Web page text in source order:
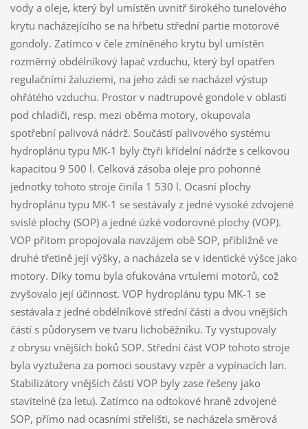
vody a oleje, který byl umístěn uvnitř širokého tunelového
krytu nacházejícího se na hřbetu střední partie motorové
gondoly. Zatímco v čele zmíněného krytu byl umístěn
rozměrný obdélníkový lapač vzduchu, který byl opatřen
regulačními žaluziemi, na jeho zádi se nacházel výstup
ohřátého vzduchu. Prostor v nadtrupové gondole v oblasti
pod chladiči, resp. mezi oběma motory, okupovala
spotřební palivová nádrž. Součástí palivového systému
hydroplánu typu MK-1 byly čtyři křídelní nádrže s celkovou
kapacitou 9 500 l. Celková zásoba oleje pro pohonné
jednotky tohoto stroje činila 1 530 l. Ocasní plochy
hydroplánu typu MK-1 se sestávaly z jedné vysoké zdvojené
svislé plochy (SOP) a jedné úzké vodorovné plochy (VOP).
VOP přitom propojovala navzájem obě SOP, přibližně ve
druhé třetině její výšky, a nacházela se v identické výšce jako
motory. Díky tomu byla ofukována vrtulemi motorů, což
zvyšovalo její účinnost. VOP hydroplánu typu MK-1 se
sestávala z jedné obdélníkové střední části a dvou vnějších
částí s půdorysem ve tvaru lichoběžníku. Ty vystupovaly
z obrysu vnějších boků SOP. Střední část VOP tohoto stroje
byla vyztužena za pomoci soustavy vzpěr a vypínacích lan.
Stabilizátory vnějších částí VOP byly zase řešeny jako
stavitelné (za letu). Zatímco na odtokové hraně zdvojené
SOP, přímo nad ocasními střelišti, se nacházela směrová